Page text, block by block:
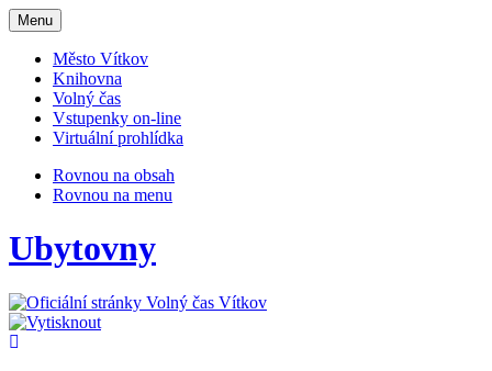
Otevřit
navigaci
Menu
Město Vítkov
Knihovna
Volný čas
Vstupenky on-line
Virtuální prohlídka
Rovnou na obsah
Rovnou na menu
Ubytovny